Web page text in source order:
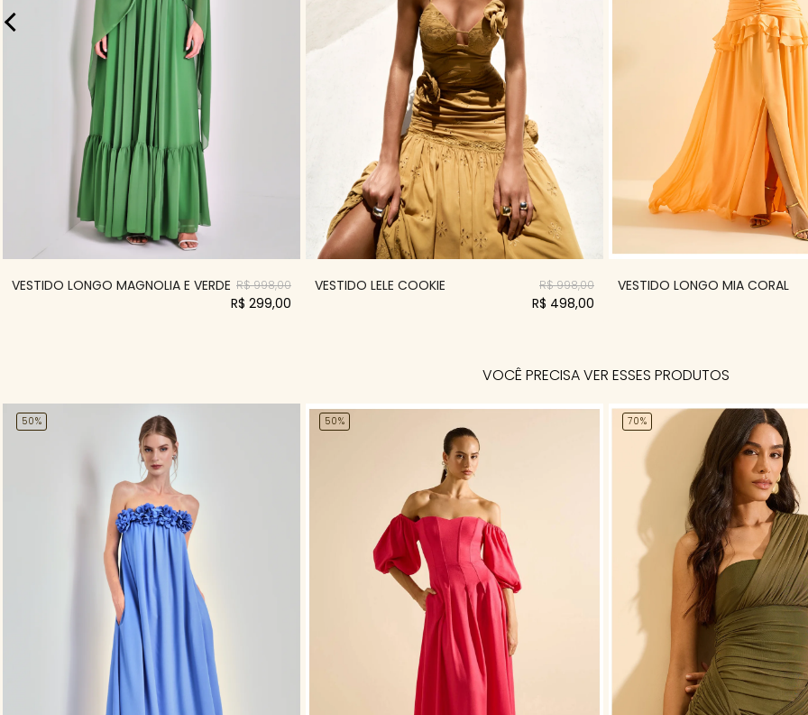
VESTIDO LONGO MAGNOLIA E VERDE R$ 998,00
R$ 299,00
VESTIDO LELE COOKIE R$ 998,00
R$ 498,00
VESTIDO LONGO MIA CORAL
VOCÊ PRECISA VER ESSES PRODUTOS
50% 50% 70%